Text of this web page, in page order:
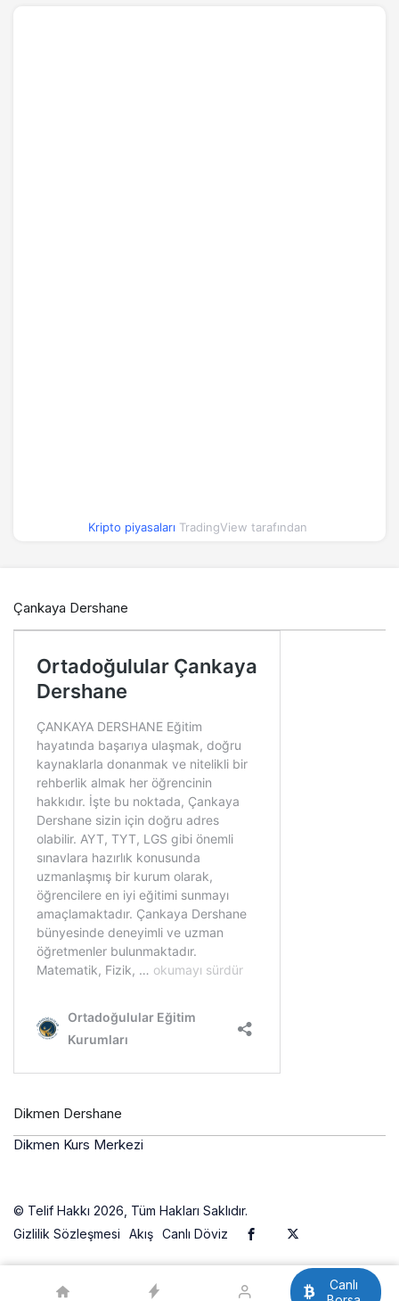
Kripto piyasaları TradingView tarafından
Çankaya Dershane
Dikmen Dershane
Dikmen Kurs Merkezi
© Telif Hakkı 2026, Tüm Hakları Saklıdır.
Gizlilik Sözleşmesi
Akış Canlı Döviz
Canlı